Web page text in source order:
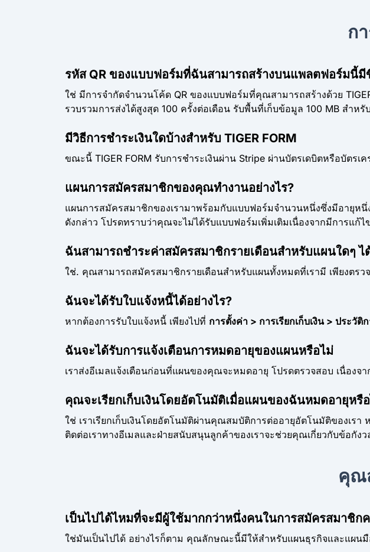
ก
รหัส QR ของแบบฟอร์มที่ฉันสามารถสร้างบนแพลตฟอร์มนี้มี
ใช่ มีการจำกัดจำนวนโค้ด QR ของแบบฟอร์มที่คุณสามารถสร้างด้วย
รวบรวมการส่งได้สูงสุด 100 ครั้งต่อเดือน รับพื้นที่เก็บข้อมูล 100 MB สำหรั
มีวิธีการชำระเงินใดบ้างสำหรับ TIGER FORM
ขณะนี้ TIGER FORM รับการชำระเงินผ่าน Stripe ผ่านบัตรเดบิตหรือบัตรเ
แผนการสมัครสมาชิกของคุณทำงานอย่างไร?
แผนการสมัครสมาชิกของเรามาพร้อมกับแบบฟอร์มจำนวนหนึ่งซึ่งมีอายุห
ดังกล่าว โปรดทราบว่าคุณจะไม่ได้รับแบบฟอร์มเพิ่มเติมเนื่องจากมีการแก้
ฉันสามารถชำระค่าสมัครสมาชิกรายเดือนสำหรับแผนใดๆ ไ
ใช่. คุณสามารถสมัครสมาชิกรายเดือนสำหรับแผนทั้งหมดที่เรามี เพียงตรว
ฉันจะได้รับใบแจ้งหนี้ได้อย่างไร?
หากต้องการรับใบแจ้งหนี้ เพียงไปที่ การตั้งค่า > การเรียกเก็บเงิน > ประวัติก
ฉันจะได้รับการแจ้งเตือนการหมดอายุของแผนหรือไม่
เราส่งอีเมลแจ้งเตือนก่อนที่แผนของคุณจะหมดอายุ โปรดตรวจสอบ เนื่องจ
คุณจะเรียกเก็บเงินโดยอัตโนมัติเมื่อแผนของฉันหมดอายุหรื
ใช่ เราเรียกเก็บเงินโดยอัตโนมัติผ่านคุณสมบัติการต่ออายุอัตโนมัติของเร
ติดต่อเราทางอีเมลและฝ่ายสนับสนุนลูกค้าของเราจะช่วยคุณเกี่ยวกับข้อกัง
คุณ
เป็นไปได้ไหมที่จะมีผู้ใช้มากกว่าหนึ่งคนในการสมัครสมาชิกค
ใช่มันเป็นไปได้ อย่างไรก็ตาม คุณลักษณะนี้มีให้สำหรับแผนธุรกิจและแผน